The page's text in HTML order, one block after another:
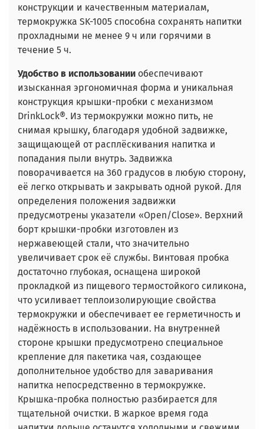
конструкции и качественным материалам,
термокружка SK-1005 способна сохранять напитки
прохладными не менее 9 ч или горячими в
течение 5 ч.
Удобство в использовании обеспечивают
изысканная эргономичная форма и уникальная
конструкция крышки-пробки с механизмом
DrinkLock®. Из термокружки можно пить, не
снимая крышку, благодаря удобной задвижке,
защищающей от расплёскивания напитка и
попадания пыли внутрь. Задвижка
поворачивается на 360 градусов в любую сторону,
её легко открывать и закрывать одной рукой. Для
определения положения задвижки
предусмотрены указатели «Open/Close». Верхний
борт крышки-пробки изготовлен из
нержавеющей стали, что значительно
увеличивает срок её службы. Винтовая пробка
достаточно глубокая, оснащена широкой
прокладкой из пищевого термостойкого силикона,
что усиливает теплоизолирующие свойства
термокружки и обеспечивает ее герметичность и
надёжность в использовании. На внутренней
стороне крышки предусмотрено специальное
крепление для пакетика чая, создающее
дополнительное удобство для заваривания
напитка непосредственно в термокружке.
Крышка-пробка полностью разбирается для
тщательной очистки. В жаркое время года